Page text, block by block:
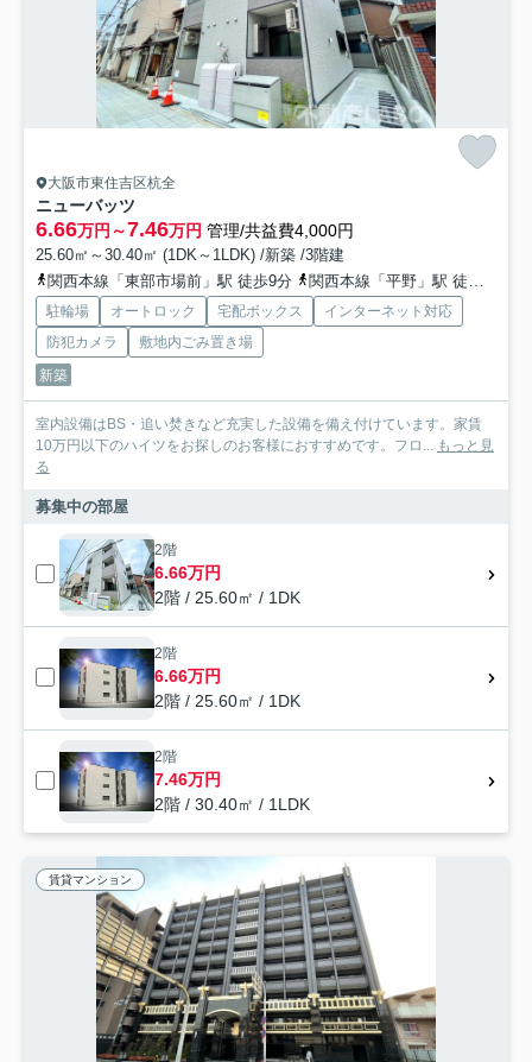
大阪市東住吉区杭全
ニューバッツ
6.66万円～7.46万円 管理/共益費4,000円
25.60㎡～30.40㎡ (1DK～1LDK) /新築 /3階建
関西本線「東部市場前」駅 徒歩9分
関西本線「平野」駅 徒歩17分
駐輪場 オートロック 宅配ボックス
インターネット対応
防犯カメラ
敷地内ごみ置き場
新築
室内設備はBS・追い焚きなど充実した設備を備え付けています。家賃
10万円以下のハイツをお探しのお客様におすすめです。フロ... もっと見
る
募集中の部屋
2階
6.66万円
2階 / 25.60㎡ / 1DK
2階
6.66万円
2階 / 25.60㎡ / 1DK
2階
7.46万円
2階 / 30.40㎡ / 1LDK
賃貸マンション